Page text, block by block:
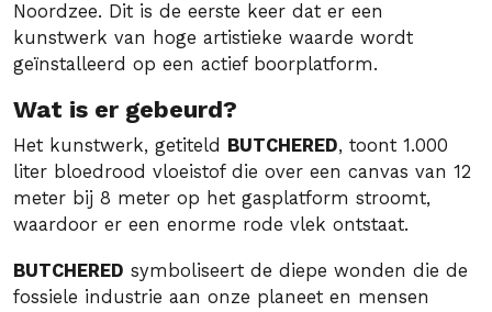
Noordzee. Dit is de eerste keer dat er een
kunstwerk van hoge artistieke waarde wordt
geïnstalleerd op een actief boorplatform.
Wat is er gebeurd?
Het kunstwerk, getiteld BUTCHERED, toont 1.000
liter bloedrood vloeistof die over een canvas van 12
meter bij 8 meter op het gasplatform stroomt,
waardoor er een enorme rode vlek ontstaat.
BUTCHERED symboliseert de diepe wonden die de
fossiele industrie aan onze planeet en mensen